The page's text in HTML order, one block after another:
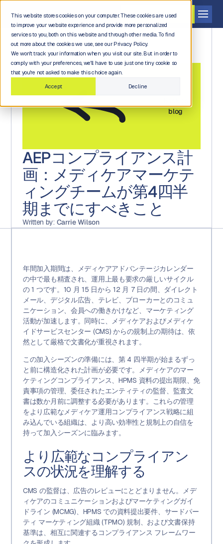
This website stores cookies on your computer. These cookies are used
to improve your website experience and provide more personalized
services to you, both on this website and through other media. To find
out more about the cookies we use, see our Privacy Policy.
We won't track your information when you visit our site. But in order to
comply with your preferences, we'll have to use just one tiny cookie so
that you're not asked to make this choice again.
Accept
Decline
デモを依頼する
blog
AEPコンプライアンス計
画：メディケアマーケテ
ィングチームが第4四半
期までにすべきこと
Written by: Carrie Wilson
年間加入期間は、メディケアアドバンテージカレンダー
の中で最も精査され、運用上最も要求の厳しいサ​​イクル
の 1 つです。10 月 15 日から 12 月 7 日の間、ダイレクト
メール、デジタル広告、テレビ、ブローカーとのコミュ
ニケーション、会員への働きかけなど、マーケティング
活動が加速します。同時に、メディケアおよびメディケ
イドサービスセンター (CMS) からの規制上の期待は、依
然として厳格で文書化が重視されます。
この加入シーズンの準備には、第 4 四半期が始まるずっ
と前に構造化された計画が必要です。メディケアのマー
ケティングコンプライアンス、HPMS 資料の提出期限、免
責事項の管理、委任されたエンティティの監督、監査文
書は数か月前に調整する必要があります。これらの管理
をより広範なメディケア運用コンプライアンス戦略に組
み込んでいる組織は、より高い効率性と規制上の自信を
持って加入シーズンに臨みます。
より広範なコンプライアン
スの状況を理解する
CMS の監督は、広告のレビューにとどまりません。メデ
ィケアのコミュニケーションおよびマーケティングガイ
ドライン (MCMG)、HPMS での資料提出要件、サードパー
ティ マーケティング組織 (TPMO) 規制、および文書保持
基準は、相互に関連するコンプライアンス フレームワー